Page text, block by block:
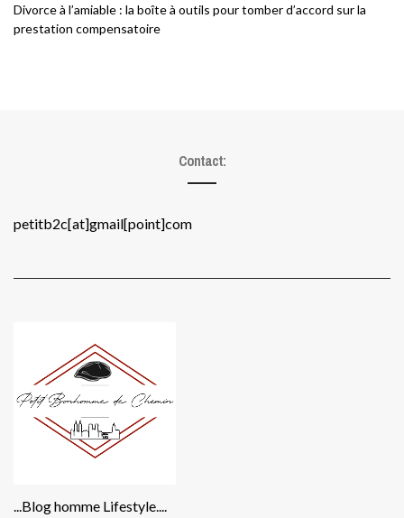
Divorce à l’amiable : la boîte à outils pour tomber d’accord sur la
prestation compensatoire
Contact:
petitb2c[at]gmail[point]com
...Blog homme Lifestyle....